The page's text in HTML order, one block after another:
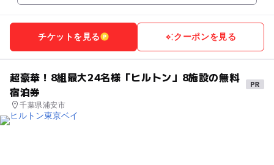
チケットを見る クーポンを見る
超豪華！8組最大24名様「ヒルトン」8施設の無料
宿泊券
千葉県浦安市